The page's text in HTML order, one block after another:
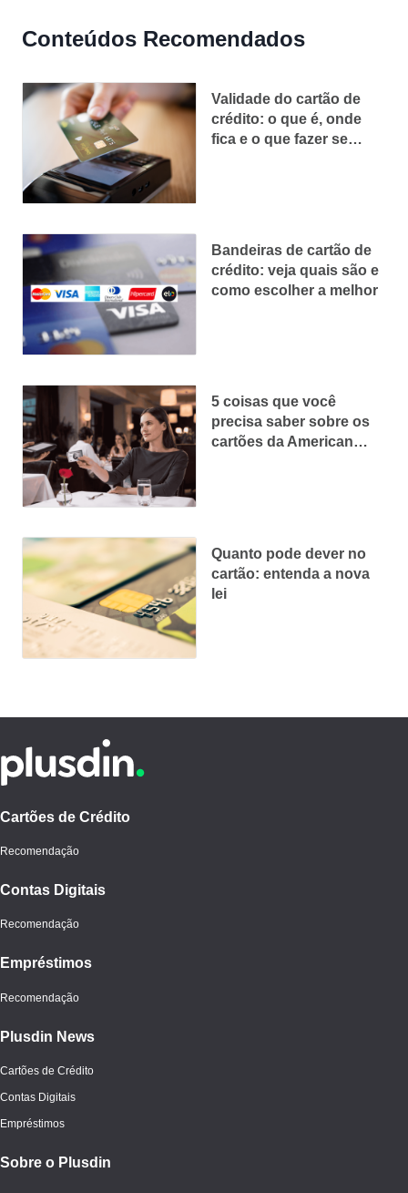
Conteúdos Recomendados
Validade do cartão de
crédito: o que é, onde
fica e o que fazer se
Bandeiras de cartão de
crédito: veja quais são e
como escolher a melhor
5 coisas que você
precisa saber sobre os
cartões da American
Quanto pode dever no
cartão: entenda a nova
lei
Cartões de Crédito
Recomendação
Contas Digitais
Recomendação
Empréstimos
Recomendação
Plusdin News
Cartões de Crédito
Contas Digitais
Empréstimos
Sobre o Plusdin